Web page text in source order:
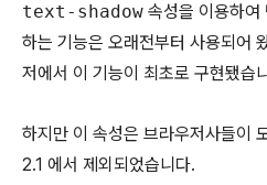
text-shadow 속성을 이용하여
하는 기능은 오래전부터 사용되어
저에서 이 기능이 최초로 구현됐습
하지만 이 속성은 브라우저사들이
2.1 에서 제외되었습니다.